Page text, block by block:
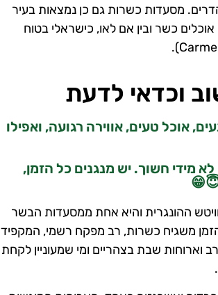
מסעדות כשרות גם כן נמצאות בעיר
כשר ובין אם לאו, כישראלי בטוח
וכדאי לדעת
אוכל טעים, אווירה רגועה, ואפילו
מידי חשוך. יש מנגנים כל הזמן,
ההונגרית והיא אחת ממסעדות הבשר
משגיח כשרות, רב מפקח רשמי, המקפיד
שבת בצהריים ומי שמעוניין לקחת